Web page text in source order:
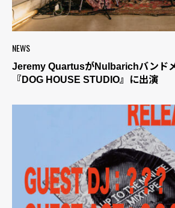
NEWS
Jeremy QuartusがNulbarichバンド
『DOG HOUSE STUDIO』に出演